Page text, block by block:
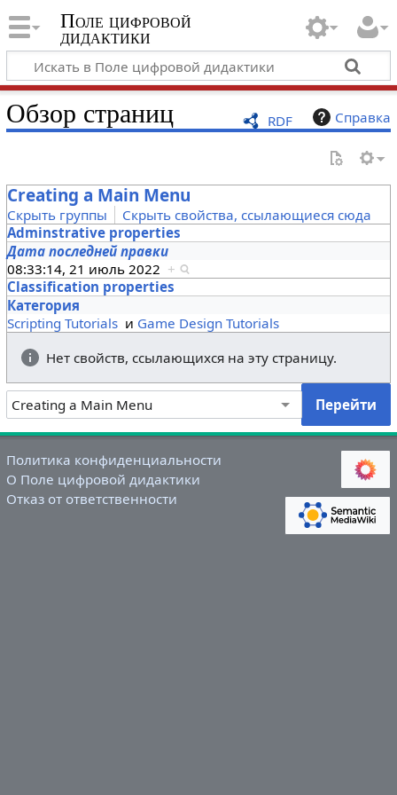
Поле цифровой
дидактики
RDF Справка
Обзор страниц
Creating a Main Menu
Скрыть группы
Скрыть свойства, ссылающиеся сюда
Adminstrative properties
Дата последней правки
08:33:14, 21 июль 2022 +
Classification properties
Категория
Scripting Tutorialsи Game Design Tutorials
Нет свойств, ссылающихся на эту страницу.
Политика конфиденциальности
О Поле цифровой дидактики
Отказ от ответственности